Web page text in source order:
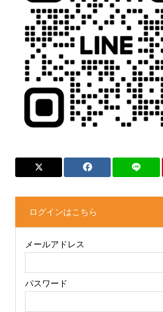
ログインはこちら
メールアドレス
パスワード